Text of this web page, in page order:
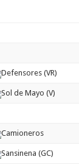
Defensores (VR)
Sol de Mayo (V)
Camioneros
Sansinena (GC)